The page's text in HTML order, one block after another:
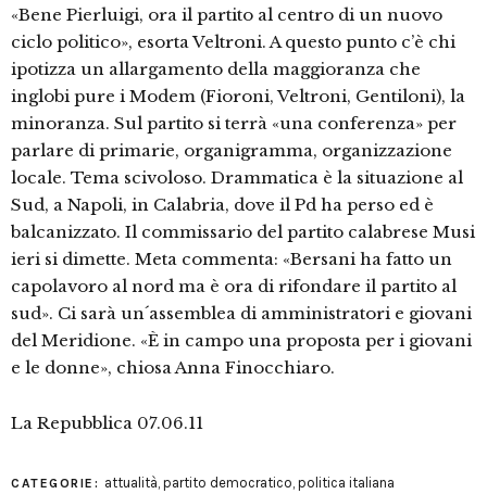
«Bene Pierluigi, ora il partito al centro di un nuovo
ciclo politico», esorta Veltroni. A questo punto c’è chi
ipotizza un allargamento della maggioranza che
inglobi pure i Modem (Fioroni, Veltroni, Gentiloni), la
minoranza. Sul partito si terrà «una conferenza» per
parlare di primarie, organigramma, organizzazione
locale. Tema scivoloso. Drammatica è la situazione al
Sud, a Napoli, in Calabria, dove il Pd ha perso ed è
balcanizzato. Il commissario del partito calabrese Musi
ieri si dimette. Meta commenta: «Bersani ha fatto un
capolavoro al nord ma è ora di rifondare il partito al
sud». Ci sarà un´assemblea di amministratori e giovani
del Meridione. «È in campo una proposta per i giovani
e le donne», chiosa Anna Finocchiaro.
La Repubblica 07.06.11
CATEGORIE: attualità, partito democratico, politica italiana